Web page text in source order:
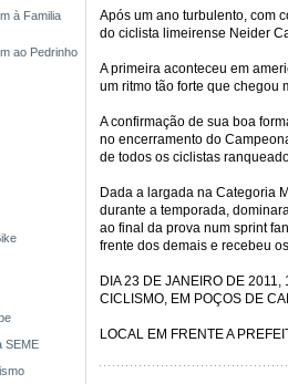
à Familia
ao Pedrinho
SEME
Após um ano turbulento, com
do ciclista limeirense Neider
A primeira aconteceu em
um ritmo tão forte que chegou
A confirmação de sua boa
no encerramento do
de todos os ciclistas
Dada a largada na Categoria
durante a temporada,
ao final da prova num sprint
frente dos demais e recebeu
DIA 23 DE JANEIRO DE 2011,
CICLISMO, EM POÇOS DE
LOCAL EM FRENTE A